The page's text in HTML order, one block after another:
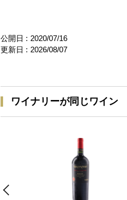
公開日 : 2020/07/16
更新日 : 2026/08/07
ワイナリーが同じワイン